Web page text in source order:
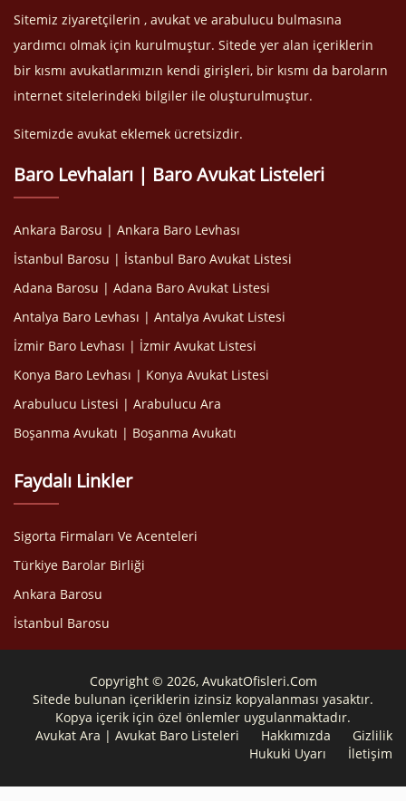
Sitemiz ziyaretçilerin , avukat ve arabulucu bulmasına
yardımcı olmak için kurulmuştur. Sitede yer alan içeriklerin
bir kısmı avukatlarımızın kendi girişleri, bir kısmı da baroların
internet sitelerindeki bilgiler ile oluşturulmuştur.
Sitemizde avukat eklemek ücretsizdir.
Baro Levhaları | Baro Avukat Listeleri
Ankara Barosu | Ankara Baro Levhası
İstanbul Barosu | İstanbul Baro Avukat Listesi
Adana Barosu | Adana Baro Avukat Listesi
Antalya Baro Levhası | Antalya Avukat Listesi
İzmir Baro Levhası | İzmir Avukat Listesi
Konya Baro Levhası | Konya Avukat Listesi
Arabulucu Listesi | Arabulucu Ara
Boşanma Avukatı | Boşanma Avukatı
Faydalı Linkler
Sigorta Firmaları Ve Acenteleri
Türkiye Barolar Birliği
Ankara Barosu
İstanbul Barosu
Copyright © 2026, AvukatOfisleri.Com
Sitede bulunan içeriklerin izinsiz kopyalanması yasaktır.
Kopya içerik için özel önlemler uygulanmaktadır.
Avukat Ara | Avukat Baro Listeleri
Hakkımızda
Gizlilik
Hukuki Uyarı
İletişim